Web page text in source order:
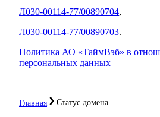
Главная Статус домена
Л030-00114-77/00890704,
Л030-00114-77/00890703.
Политика АО «ТаймВэб» в
персональных данных